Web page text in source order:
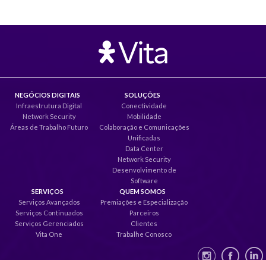
NEGÓCIOS DIGITAIS
Infraestrutura Digital
Network Security
Áreas de Trabalho Futuro
SOLUÇÕES
Conectividade
Mobilidade
Colaboração e Comunicações
Unificadas
Data Center
Network Security
Desenvolvimento de
Software
SERVIÇOS
Serviços Avançados
Serviços Continuados
Serviços Gerenciados
Vita One
QUEM SOMOS
Premiações e Especialização
Parceiros
Clientes
Trabalhe Conosco